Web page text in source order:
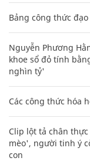
Bảng công thức
Nguyễn Phương
khoe sổ đỏ tính
nghìn tỷ'
Các công thức hóa
Clip lột tả chân
mèo', người tinh ý
con